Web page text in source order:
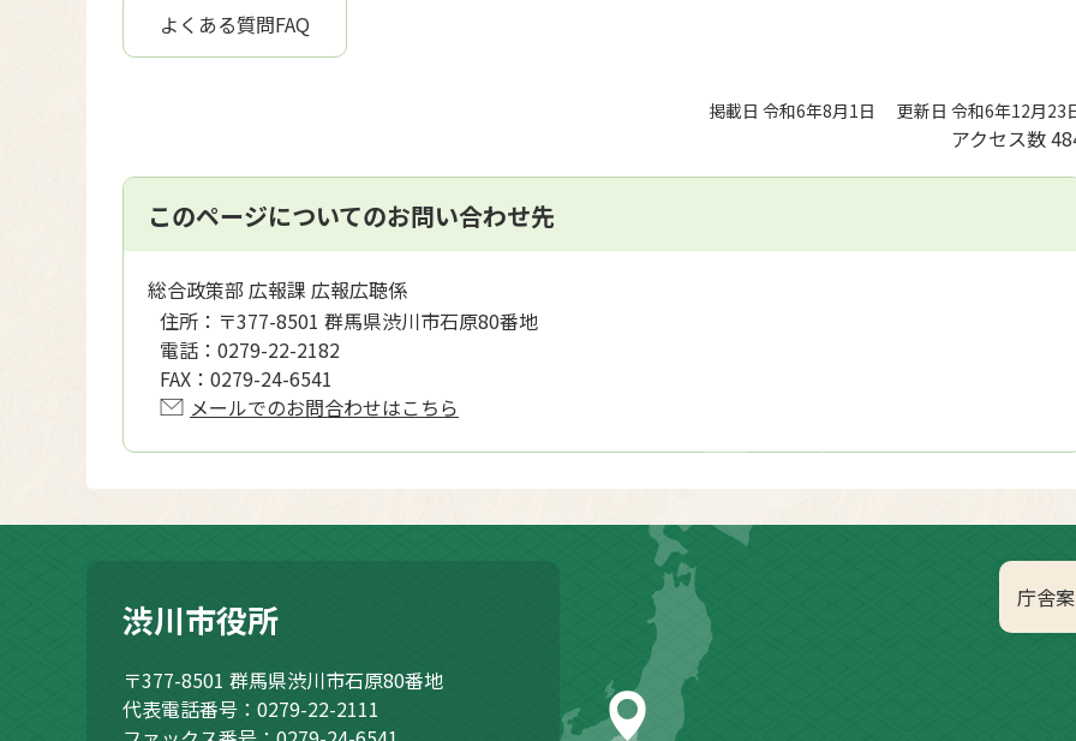
よくある質問FAQ
掲載日 令和6年8月1日 更新日 令和6年12月23
アクセス数
このページについてのお問い合わせ先
総合政策部 広報課 広報広聴係
住所： 〒377-8501 群馬県渋川市石原80番地
電話： 0279-22-2182
FAX： 0279-24-6541
メールでのお問合わせはこちら
庁舎
渋川市役所
〒377-8501 群馬県渋川市石原80番地
代表電話番号：0279-22-2111